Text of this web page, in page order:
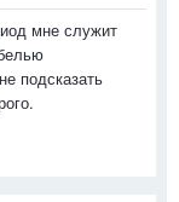
мне служит
подсказать